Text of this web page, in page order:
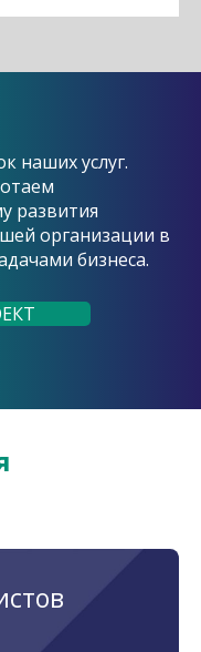
наших услуг.
развития
организации в
бизнеса.